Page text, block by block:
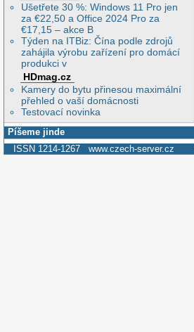
Ušetřete 30 %: Windows 11 Pro jen
za €22,50 a Office 2024 Pro za
€17,15 – akce B
Týden na ITBiz: Čína podle zdrojů
zahájila výrobu zařízení pro domácí
produkci v
HDmag.cz
Kamery do bytu přinesou maximální
přehled o vaší domácnosti
Testovací novinka
Píšeme jinde
ISSN 1214-1267 www.czech-server.cz